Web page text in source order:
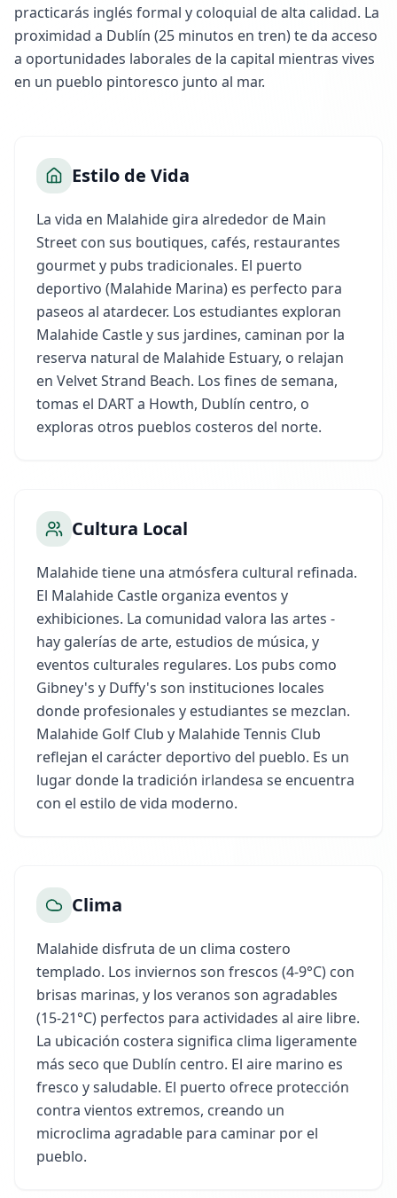
practicarás inglés formal y coloquial de alta calidad. La
proximidad a Dublín (25 minutos en tren) te da acceso
a oportunidades laborales de la capital mientras vives
en un pueblo pintoresco junto al mar.
Estilo de Vida
La vida en Malahide gira alrededor de Main
Street con sus boutiques, cafés, restaurantes
gourmet y pubs tradicionales. El puerto
deportivo (Malahide Marina) es perfecto para
paseos al atardecer. Los estudiantes exploran
Malahide Castle y sus jardines, caminan por la
reserva natural de Malahide Estuary, o relajan
en Velvet Strand Beach. Los fines de semana,
tomas el DART a Howth, Dublín centro, o
exploras otros pueblos costeros del norte.
Cultura Local
Malahide tiene una atmósfera cultural refinada.
El Malahide Castle organiza eventos y
exhibiciones. La comunidad valora las artes -
hay galerías de arte, estudios de música, y
eventos culturales regulares. Los pubs como
Gibney's y Duffy's son instituciones locales
donde profesionales y estudiantes se mezclan.
Malahide Golf Club y Malahide Tennis Club
reflejan el carácter deportivo del pueblo. Es un
lugar donde la tradición irlandesa se encuentra
con el estilo de vida moderno.
Clima
Malahide disfruta de un clima costero
templado. Los inviernos son frescos (4-9°C) con
brisas marinas, y los veranos son agradables
(15-21°C) perfectos para actividades al aire libre.
La ubicación costera significa clima ligeramente
más seco que Dublín centro. El aire marino es
fresco y saludable. El puerto ofrece protección
contra vientos extremos, creando un
microclima agradable para caminar por el
pueblo.